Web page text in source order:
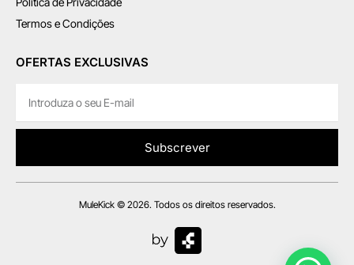
Termos e Condições
OFERTAS EXCLUSIVAS
Subscrever
MuleKick © 2026. Todos os direitos reservados.